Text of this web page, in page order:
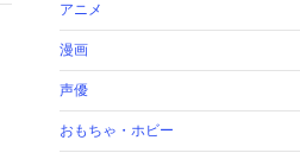
アニメ
漫画
声優
おもちゃ・ホビー